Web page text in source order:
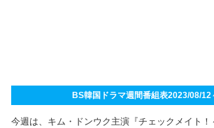
BS韓国ドラマ週間番組表2023/08/12
今週は、キム・ドンウク主演『チェックメイト